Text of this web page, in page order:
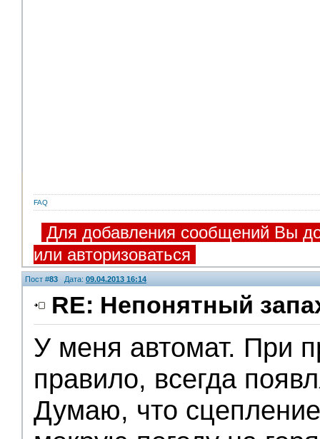
FAQ
Для добавления сообщений Вы
или авторизоваться
Пост #83 Дата: 09.04.2013 16:14
RE: Непонятный
У меня автомат. При
правило, всегда
Думаю, что